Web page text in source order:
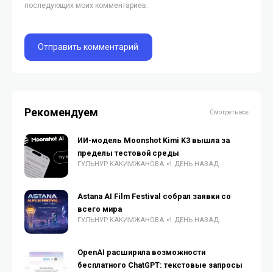
последующих моих комментариев.
Рекомендуем Смотреть все
ИИ-модель Moonshot Kimi K3 вышла за
пределы тестовой среды
ГУЛЬНУР КАКИМЖАНОВА 1 ДЕНЬ НАЗАД
Astana AI Film Festival собрал заявки со
всего мира
ГУЛЬНУР КАКИМЖАНОВА 1 ДЕНЬ НАЗАД
OpenAI расширила возможности
бесплатного ChatGPT: текстовые запросы